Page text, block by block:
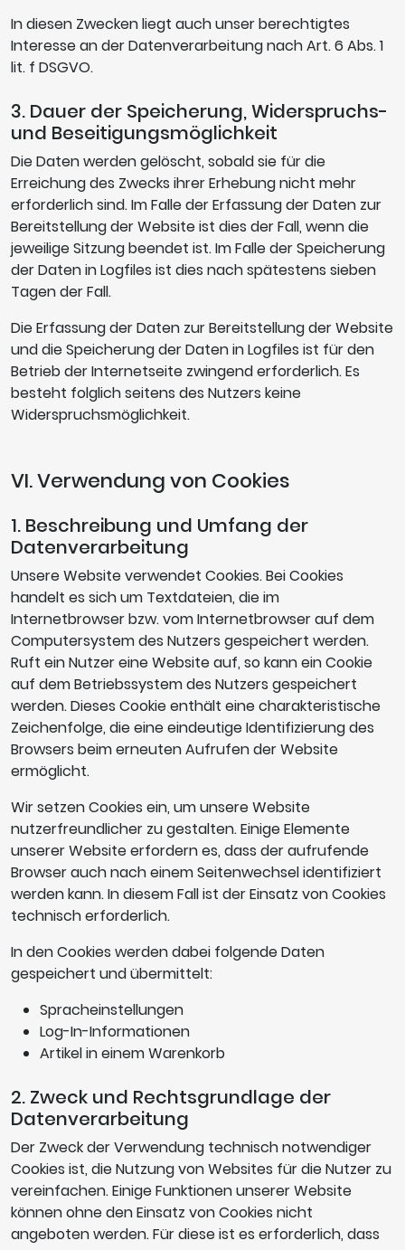
In diesen Zwecken liegt auch unser berechtigtes
Interesse an der Datenverarbeitung nach Art. 6 Abs. 1
lit. f DSGVO.
3. Dauer der Speicherung, Widerspruchs-
und Beseitigungsmöglichkeit
Die Daten werden gelöscht, sobald sie für die
Erreichung des Zwecks ihrer Erhebung nicht mehr
erforderlich sind. Im Falle der Erfassung der Daten zur
Bereitstellung der Website ist dies der Fall, wenn die
jeweilige Sitzung beendet ist. Im Falle der Speicherung
der Daten in Logfiles ist dies nach spätestens sieben
Tagen der Fall.
Die Erfassung der Daten zur Bereitstellung der Website
und die Speicherung der Daten in Logfiles ist für den
Betrieb der Internetseite zwingend erforderlich. Es
besteht folglich seitens des Nutzers keine
Widerspruchsmöglichkeit.
VI. Verwendung von Cookies
1. Beschreibung und Umfang der
Datenverarbeitung
Unsere Website verwendet Cookies. Bei Cookies
handelt es sich um Textdateien, die im
Internetbrowser bzw. vom Internetbrowser auf dem
Computersystem des Nutzers gespeichert werden.
Ruft ein Nutzer eine Website auf, so kann ein Cookie
auf dem Betriebssystem des Nutzers gespeichert
werden. Dieses Cookie enthält eine charakteristische
Zeichenfolge, die eine eindeutige Identifizierung des
Browsers beim erneuten Aufrufen der Website
ermöglicht.
Wir setzen Cookies ein, um unsere Website
nutzerfreundlicher zu gestalten. Einige Elemente
unserer Website erfordern es, dass der aufrufende
Browser auch nach einem Seitenwechsel identifiziert
werden kann. In diesem Fall ist der Einsatz von Cookies
technisch erforderlich.
In den Cookies werden dabei folgende Daten
gespeichert und übermittelt:
Spracheinstellungen
Log-In-Informationen
Artikel in einem Warenkorb
2. Zweck und Rechtsgrundlage der
Datenverarbeitung
Der Zweck der Verwendung technisch notwendiger
Cookies ist, die Nutzung von Websites für die Nutzer zu
vereinfachen. Einige Funktionen unserer Website
können ohne den Einsatz von Cookies nicht
angeboten werden. Für diese ist es erforderlich, dass